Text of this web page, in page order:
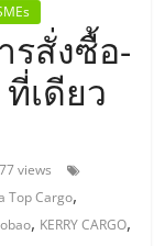
รสั่งซื้อ-
เดียว
views
Top Cargo,
, KERRY CARGO,